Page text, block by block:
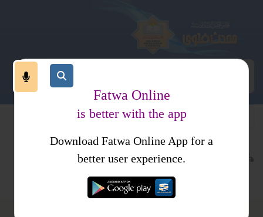
معاشرتی نظام
Fatwa Online
is better with the app
Download Fatwa Online App for a
better user experience.